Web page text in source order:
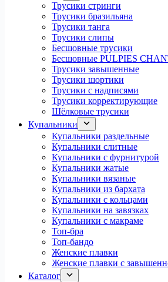
Трусики стринги
Трусики бразильяна
Трусики танга
Трусики слипы
Бесшовные трусики
Бесшовные PULPIES
Трусики завышенные
Трусики шортики
Трусики с надписями
Трусики корректирующие
Шёлковые трусики
Купальники
Купальники раздельные
Купальники слитные
Купальники с фурнитурой
Купальники жатые
Купальники вязаные
Купальники из бархата
Купальники с кольцами
Купальники на завязках
Купальники с макраме
Топ-бра
Топ-бандо
Женские плавки
Женские плавки с
Каталог